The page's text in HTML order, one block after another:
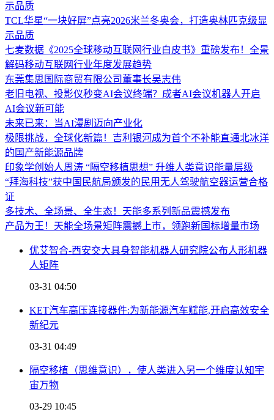
示品质
TCL华星“一块好屏”点亮2026米兰冬奥会，打造奥林匹克级显
示品质
七麦数据《2025全球移动互联网行业白皮书》重磅发布！全景
解码移动互联网行业年度发展趋势
东莞集思国际商贸有限公司董事长吴志伟
老旧电视、投影仪秒变AI会议终端？成者AI会议机器人开启
AI会议新可能
未来已来：当AI漫剧迈向产业化
极限挑战，全球化新篇！吉利银河成为首个不补能直通北冰洋
的国产新能源品牌
印象学创始人周涛 “隔空移植思想” 升维人类意识能量层级
“拜海科技”获中国民航局颁发的民用无人驾驶航空器运营合格
证
多技术、全场景、全生态！天能多系列新品震撼发布
产品为王！天能全场景矩阵震撼上市，领跑新国标增量市场
优艾智合-西安交大具身智能机器人研究院公布人形机器
人矩阵
03-31 04:50
KET汽车高压连接器件:为新能源汽车赋能,开启高效安全
新纪元
03-31 04:49
隔空移植（思维意识），使人类进入另一个维度认知宇
宙万物
03-29 10:45